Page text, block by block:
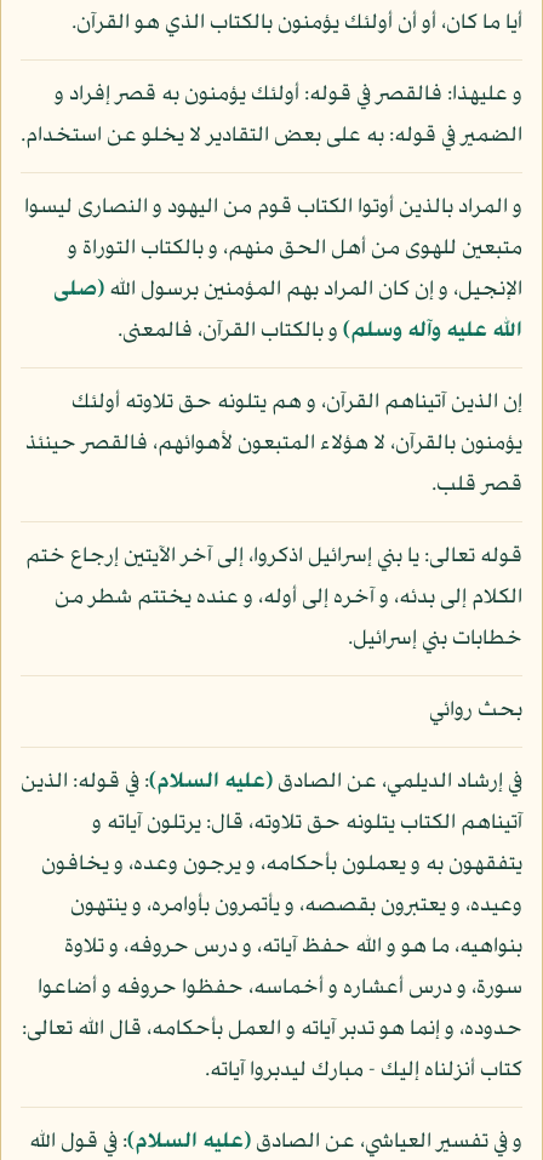
أيا ما كان، أو أن أولئك يؤمنون بالكتاب الذي هو القرآن.
و عليهذا: فالقصر في قوله: أولئك يؤمنون به قصر إفراد و
الضمير في قوله: به على بعض التقادير لا يخلو عن استخدام.
و المراد بالذين أوتوا الكتاب قوم من اليهود و النصارى ليسوا
متبعين للهوى من أهل الحق منهم، و بالكتاب التوراة و
الإنجيل، و إن كان المراد بهم المؤمنين برسول الله(صلى
الله عليه وآله وسلم)و بالكتاب القرآن، فالمعنى.
إن الذين آتيناهم القرآن، و هم يتلونه حق تلاوته أولئك
يؤمنون بالقرآن، لا هؤلاء المتبعون لأهوائهم، فالقصر حينئذ
قصر قلب.
قوله تعالى: يا بني إسرائيل اذكروا، إلى آخر الآيتين إرجاع ختم
الكلام إلى بدئه، و آخره إلى أوله، و عنده يختتم شطر من
خطابات بني إسرائيل.
بحث روائي
في إرشاد الديلمي، عن الصادق(عليه السلام): في قوله: الذين
آتيناهم الكتاب يتلونه حق تلاوته، قال: يرتلون آياته و
يتفقهون به و يعملون بأحكامه، و يرجون وعده، و يخافون
وعيده، و يعتبرون بقصصه، و يأتمرون بأوامره، و ينتهون
بنواهيه، ما هو و الله حفظ آياته، و درس حروفه، و تلاوة
سورة، و درس أعشاره و أخماسه، حفظوا حروفه و أضاعوا
حدوده، و إنما هو تدبر آياته و العمل بأحكامه، قال الله تعالى:
كتاب أنزلناه إليك - مبارك ليدبروا آياته.
و في تفسير العياشي، عن الصادق(عليه السلام): في قول الله